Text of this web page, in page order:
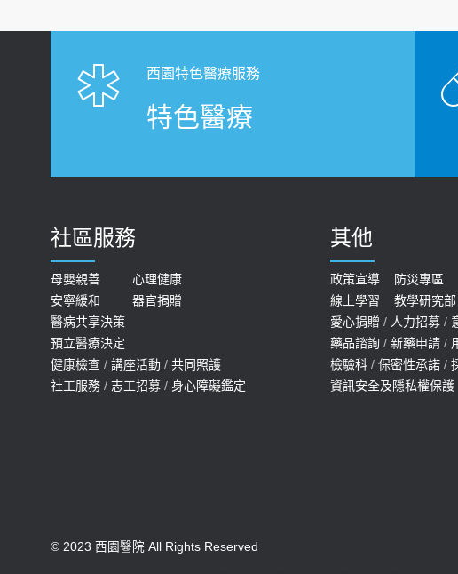
西園特色醫療服務
特色醫療
社區服務
母嬰親善
心理健康
安寧緩和
器官捐贈
醫病共享決策
預立醫療決定
健康檢查 / 講座活動 / 共同照護
社工服務 / 志工招募 / 身心障礙鑑定
其他
政策宣導
防災專區
線上學習
教學研究部
愛心捐贈 / 人力招募 /
藥品諮詢 / 新藥申請 /
檢驗科 / 保密性承諾 /
資訊安全及隱私權保護
© 2023 西園醫院 All Rights Reserved